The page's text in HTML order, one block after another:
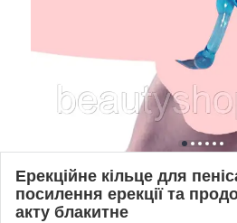
Ерекційне кільце для
посилення ерекції та
акту блакитне